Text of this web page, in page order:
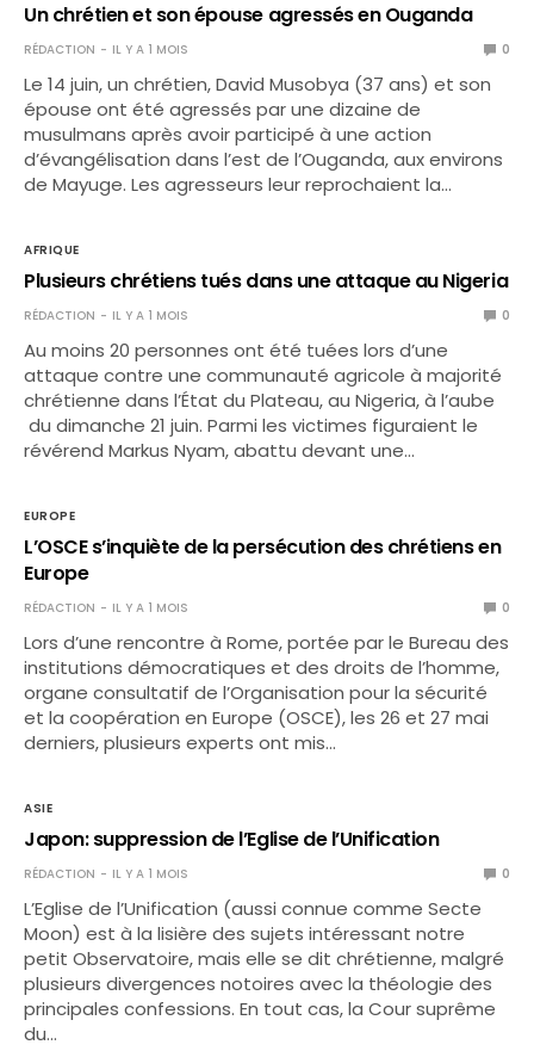
Un chrétien et son épouse agressés en Ouganda
RÉDACTION IL Y A 1 MOIS 0
Le 14 juin, un chrétien, David Musobya (37 ans) et son
épouse ont été agressés par une dizaine de
musulmans après avoir participé à une action
d’évangélisation dans l’est de l’Ouganda, aux environs
de Mayuge. Les agresseurs leur reprochaient la…
AFRIQUE
Plusieurs chrétiens tués dans une attaque au Nigeria
RÉDACTION IL Y A 1 MOIS 0
Au moins 20 personnes ont été tuées lors d’une
attaque contre une communauté agricole à majorité
chrétienne dans l’État du Plateau, au Nigeria, à l’aube
du dimanche 21 juin. Parmi les victimes figuraient le
révérend Markus Nyam, abattu devant une…
EUROPE
L’OSCE s’inquiète de la persécution des chrétiens en
Europe
RÉDACTION IL Y A 1 MOIS 0
Lors d’une rencontre à Rome, portée par le Bureau des
institutions démocratiques et des droits de l’homme,
organe consultatif de l’Organisation pour la sécurité
et la coopération en Europe (OSCE), les 26 et 27 mai
derniers, plusieurs experts ont mis…
ASIE
Japon: suppression de l’Eglise de l’Unification
RÉDACTION IL Y A 1 MOIS 0
L’Eglise de l’Unification (aussi connue comme Secte
Moon) est à la lisière des sujets intéressant notre
petit Observatoire, mais elle se dit chrétienne, malgré
plusieurs divergences notoires avec la théologie des
principales confessions. En tout cas, la Cour suprême
du…